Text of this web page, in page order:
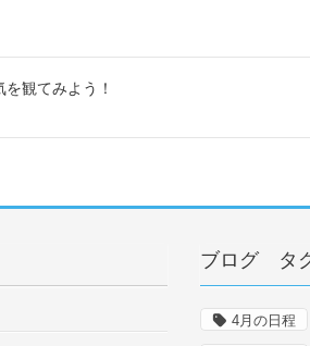
観てみよう！
ブログ タ
4月の日程